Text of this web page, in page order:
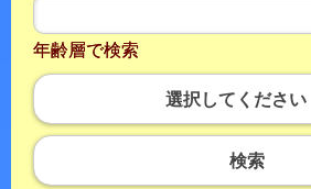
年齢層で検索
選択してください
検索